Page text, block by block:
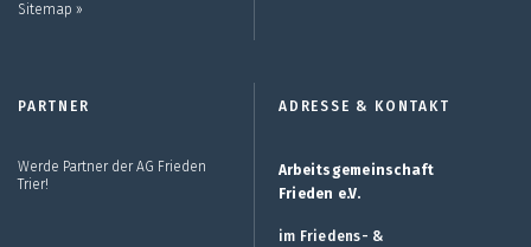
Sitemap ››
PARTNER
Werde Partner der AG Frieden
Trier!
ADRESSE & KONTAKT
Arbeitsgemeinschaft
Frieden e.V.
im Friedens- &